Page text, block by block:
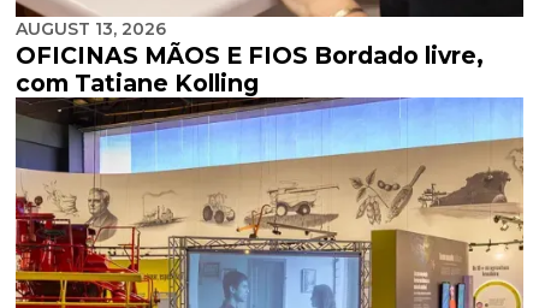
AUGUST 13, 2026
OFICINAS MÃOS E FIOS Bordado livre,
com Tatiane Kolling